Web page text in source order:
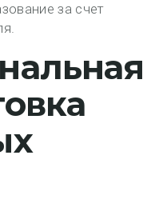
за счет